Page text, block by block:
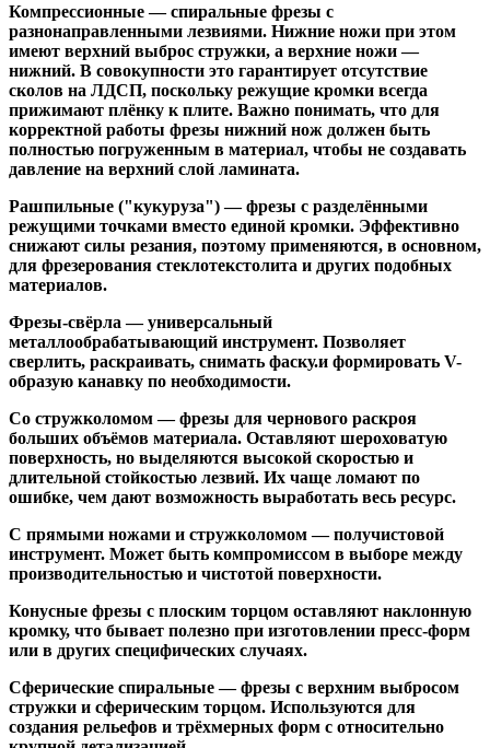
Компрессионные— спиральные фрезы с
разнонаправленными лезвиями. Нижние ножи при этом
имеют верхний выброс стружки, а верхние ножи —
нижний. В совокупности это гарантирует отсутствие
сколов на ЛДСП, поскольку режущие кромки всегда
прижимают плёнку к плите. Важно понимать, что для
корректной работы фрезы нижний нож должен быть
полностью погруженным в материал, чтобы не создавать
давление на верхний слой ламината.
Рашпильные ("кукуруза")— фрезы с разделёнными
режущими точками вместо единой кромки. Эффективно
снижают силы резания, поэтому применяются, в основном,
для фрезерования стеклотекстолита и других подобных
материалов.
Фрезы-свёрла — универсальный
металлообрабатывающий инструмент. Позволяет
сверлить, раскраивать, снимать фаску.и формировать V-
образую канавку по необходимости.
Со стружколомом— фрезы для чернового раскроя
больших объёмов материала. Оставляют шероховатую
поверхность, но выделяются высокой скоростью и
длительной стойкостью лезвий. Их чаще ломают по
ошибке, чем дают возможность выработать весь ресурс.
С прямыми ножами и стружколомом— получистовой
инструмент. Может быть компромиссом в выборе между
производительностью и чистотой поверхности.
Конусные фрезы с плоским торцом оставляют наклонную
кромку, что бывает полезно при изготовлении пресс-форм
или в других специфических случаях.
Сферические спиральные— фрезы с верхним выбросом
стружки и сферическим торцом. Используются для
создания рельефов и трёхмерных форм с относительно